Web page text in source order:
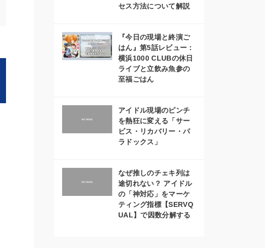
セス方法について解説
『今日の現場と終演ご
はん』第5話レビュー：
横浜1000 CLUBの休日
ライブと立飲み魚参の
至福ごはん
アイドル現場のピンチ
を熱狂に変える「サー
ビス・リカバリー・パ
ラドックス」
なぜ推しのチェキ列は
途切れない？ アイドル
の「神対応」をマーケ
ティング指標【SERVQ
UAL】で因数分解する